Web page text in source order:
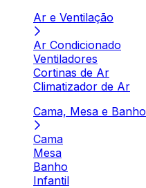
Ar e Ventilação
Ar Condicionado
Ventiladores
Cortinas de Ar
Climatizador de Ar
Cama, Mesa e Banho
Cama
Mesa
Banho
Infantil